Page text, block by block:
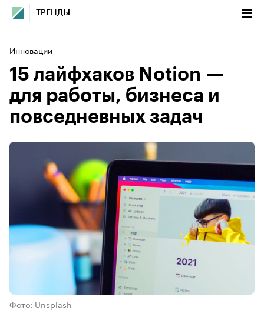
ТРЕНДЫ
Инновации
15 лайфхаков Notion —
для работы, бизнеса и
повседневных задач
Фото: Unsplash